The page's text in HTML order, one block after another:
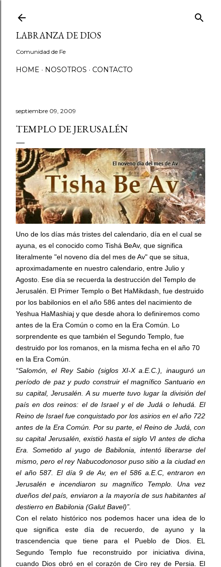
LABRANZA DE DIOS
Comunidad de Fe
HOME NOSOTROS CONTACTO
septiembre 09, 2009
TEMPLO DE JERUSALÉN
Uno de los días más tristes del calendario, día en el cual se
ayuna, es el conocido como Tishá BeAv, que significa
literalmente "el noveno día del mes de Av" que se situa,
aproximadamente en nuestro calendario, entre Julio y
Agosto. Ese día se recuerda la destrucción del Templo de
Jerusalén. El Primer Templo o Bet HaMikdash, fue destruido
por los babilonios en el año 586 antes del nacimiento de
Yeshua HaMashiaj y que desde ahora lo definiremos como
antes de la Era Común o como en la Era Común. Lo
sorprendente es que también el Segundo Templo, fue
destruido por los romanos, en la misma fecha en el año 70
en la Era Común.
“Salomón, el Rey Sabio (siglos XI-X a.E.C.), inauguró un
período de paz y pudo construir el magnífico Santuario en
su capital, Jerusalén. A su muerte tuvo lugar la división del
país en dos reinos: el de Israel y el de Judá o Iehudá. El
Reino de Israel fue conquistado por los asirios en el año 722
antes de la Era Común. Por su parte, el Reino de Judá, con
su capital Jerusalén, existió hasta el siglo VI antes de dicha
Era. Sometido al yugo de Babilonia, intentó liberarse del
mismo, pero el rey Nabucodonosor puso sitio a la ciudad en
el año 587. El día 9 de Av, en el 586 a.E.C, entraron en
Jerusalén e incendiaron su magnífico Templo. Una vez
dueños del país, enviaron a la mayoría de sus habitantes al
destierro en Babilonia (Galut Bavel)”.
Con el relato histórico nos podemos hacer una idea de lo
que significa este día de recuerdo, de ayuno y la
trascendencia que tiene para el Pueblo de Dios. EL
Segundo Templo fue reconstruido por iniciativa divina,
cuando Dios obró en el corazón de Ciro rey de Persia. El